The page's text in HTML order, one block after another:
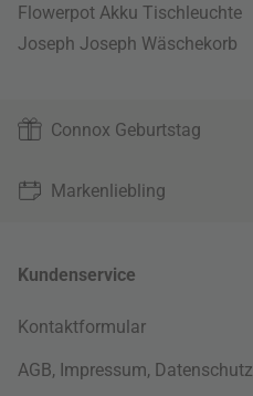
Flowerpot Akku Tischleuchte
Joseph Joseph Wäschekorb
Connox Geburtstag
Markenliebling
Kundenservice
Kontaktformular
AGB, Impressum, Datenschutz